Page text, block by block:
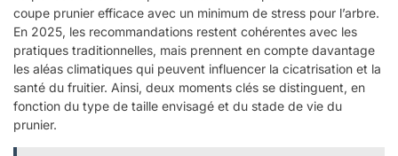
coupe prunier efficace avec un minimum de stress pour l’arbre.
En 2025, les recommandations restent cohérentes avec les
pratiques traditionnelles, mais prennent en compte davantage
les aléas climatiques qui peuvent influencer la cicatrisation et la
santé du fruitier. Ainsi, deux moments clés se distinguent, en
fonction du type de taille envisagé et du stade de vie du
prunier.